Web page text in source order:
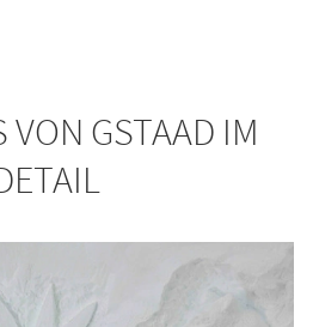
VON GSTAAD IM